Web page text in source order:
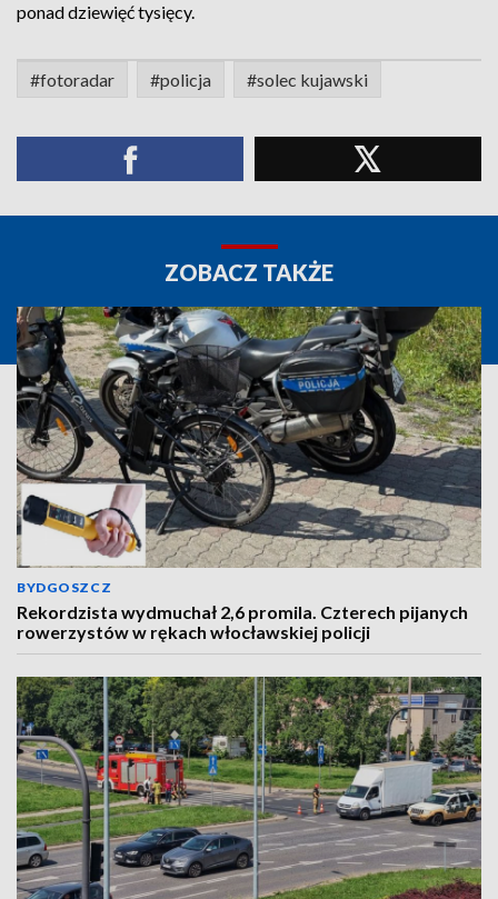
ponad dziewięć tysięcy.
#fotoradar #policja #solec kujawski
ZOBACZ TAKŻE
BYDGOSZCZ
Rekordzista wydmuchał 2,6 promila. Czterech pijanych
rowerzystów w rękach włocławskiej policji